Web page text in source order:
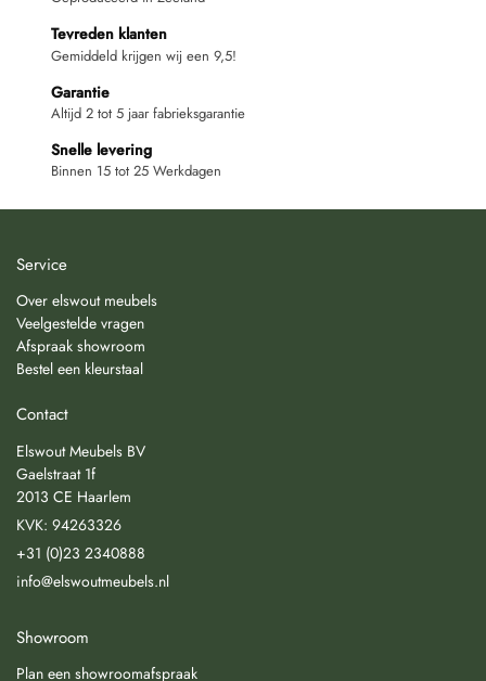
Tevreden klanten
Gemiddeld krijgen wij een 9,5!
Garantie
Altijd 2 tot 5 jaar fabrieksgarantie
Snelle levering
Binnen 15 tot 25 Werkdagen
Service
Over elswout meubels
Veelgestelde vragen
Afspraak showroom
Bestel een kleurstaal
Contact
Elswout Meubels BV
Gaelstraat 1f
2013 CE Haarlem
KVK: 94263326
+31 (0)23 2340888
info@elswoutmeubels.nl
Showroom
Plan een showroomafspraak